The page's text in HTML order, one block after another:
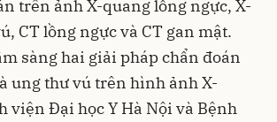
trên ảnh X-quang lồng ngực, X-
CT lồng ngực và CT gan mật.
sàng hai giải pháp chẩn đoán
ung thư vú trên hình ảnh X-
viện Đại học Y Hà Nội và Bệnh